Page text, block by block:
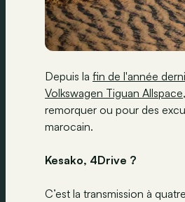
Depuis la fin de l'année
Volkswagen Tiguan Allspace
remorquer ou pour des
marocain.
Kesako, 4Drive ?
C’est la transmission à